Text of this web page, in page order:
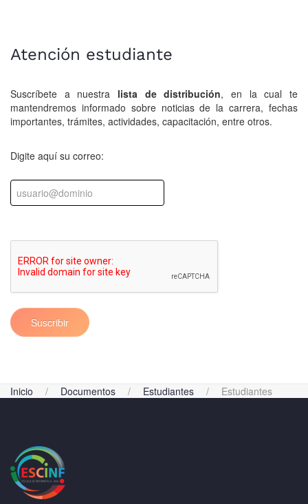
Atención estudiante
Suscríbete a nuestra lista de distribución, en la cual te
mantendremos informado sobre noticias de la carrera, fechas
importantes, trámites, actividades, capacitación, entre otros.
Digite aquí su correo:
Suscribir
Inicio Documentos Estudiantes Estudiantes